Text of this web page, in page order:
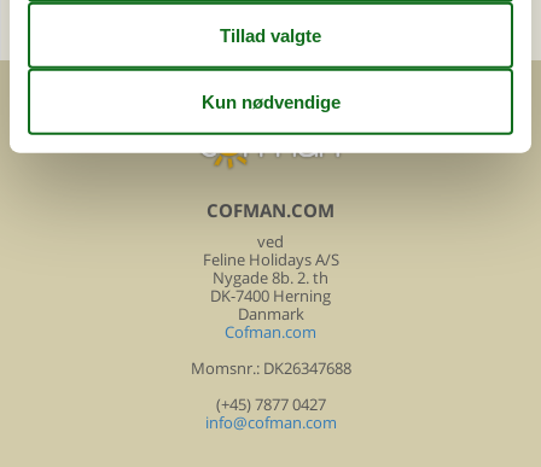
og få et hurtigt svar, alle dage
COFMAN.COM
ved
Feline Holidays A/S
Nygade 8b. 2. th
DK-7400 Herning
Danmark
Cofman.com
Momsnr.: DK26347688
(+45) 7877 0427
info@cofman.com